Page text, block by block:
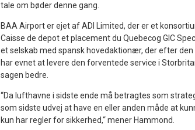
tale om bøder denne gang.
BAA Airport er ejet af ADI Limited, der er et
Caisse de depot et placement du Quebecog GIC
et selskab med spansk hovedaktionær, der efter
har evnet at levere den forventede service i
sagen bedre.
“Da lufthavne i sidste ende må betragtes som
som sidste udvej at have en eller anden måde at
kun har regler for sikkerhed,“ mener Hammond.